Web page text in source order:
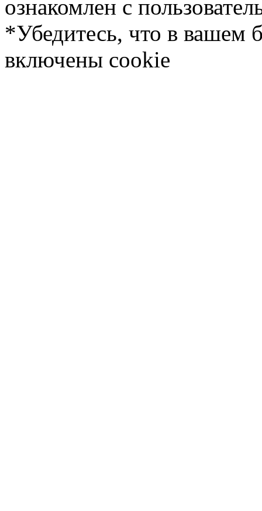
ознакомлен с
*Убедитесь, что в вашем
включены cookie